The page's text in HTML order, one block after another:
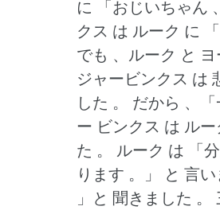
に 「おじいちゃん
クス は ルーク に
でも 、ルーク と
ジャービンクス は
した 。
だから 、「
ー ビンクス は ル
た 。
ルーク は 「
ります 。」
と 言い
」と 聞きました 。